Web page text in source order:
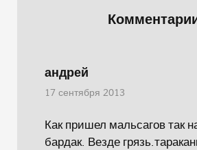
андрей
17 сентября 2013
Как пришел мальсагов так
бардак. Везде